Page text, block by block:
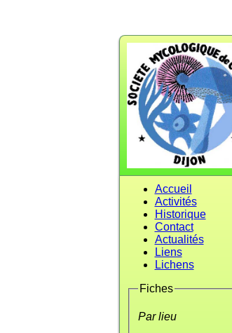
Accueil
Activités
Historique
Contact
Actualités
Liens
Lichens
Fiches
Par lieu